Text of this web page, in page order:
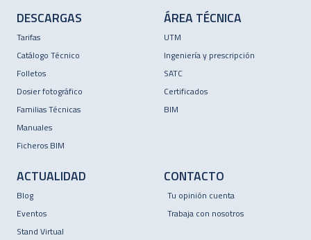
DESCARGAS
Tarifas
Catálogo Técnico
Folletos
Dosier fotográfico
Familias Técnicas
Manuales
Ficheros BIM
ÁREA TÉCNICA
UTM
Ingeniería y prescripción
SATC
Certificados
BIM
ACTUALIDAD
Blog
Eventos
Stand Virtual
CONTACTO
Tu opinión cuenta
Trabaja con nosotros